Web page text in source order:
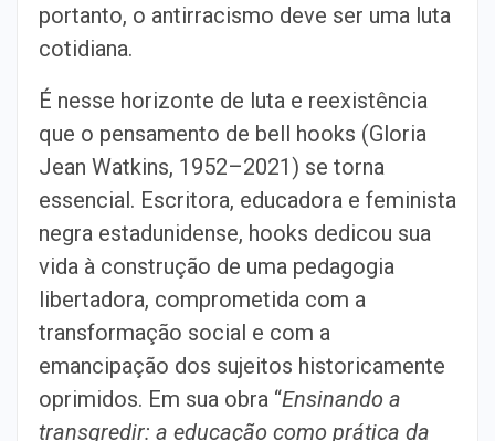
portanto, o antirracismo deve ser uma luta
cotidiana.
É nesse horizonte de luta e reexistência
que o pensamento de bell hooks (Gloria
Jean Watkins, 1952–2021) se torna
essencial. Escritora, educadora e feminista
negra estadunidense, hooks dedicou sua
vida à construção de uma pedagogia
libertadora, comprometida com a
transformação social e com a
emancipação dos sujeitos historicamente
oprimidos. Em sua obra “Ensinando a
transgredir: a educação como prática da